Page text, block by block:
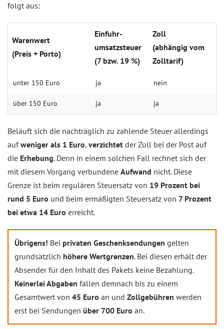
folgt aus:
Waren­wert
(Preis + Porto)
Ein­fuhr­
umsatz­steuer
(7 bzw. 19 %)
Zoll
(ab­hängig vom
Zoll­tarif)
unter 150 Euro ja nein
über 150 Euro ja ja
Beläuft sich die nachträglich zu zahlende Steuer allerdings
aufweniger als 1 Euro, verzichtet der Zoll bei der Post auf
die Erhebung. Denn in einem solchen Fall rechnet sich der
mit diesem Vorgang verbundene Aufwand nicht. Diese
Grenze ist beim regulären Steuersatz von 19 Prozent bei
rund 5 Euro und beim ermäßigten Steuersatz von 7 Prozent
bei etwa 14 Euro erreicht.
Übrigens! Bei privaten Geschenksendungen gelten
grundsätzlich höhere Wertgrenzen. Bei diesen erhält der
Absender für den Inhalt des Pakets keine Bezahlung.
Keinerlei Abgaben fallen demnach bis zu einem
Gesamtwert von 45 Euro an und Zollgebühren werden
erst bei Sendungen über 700 Euro an.